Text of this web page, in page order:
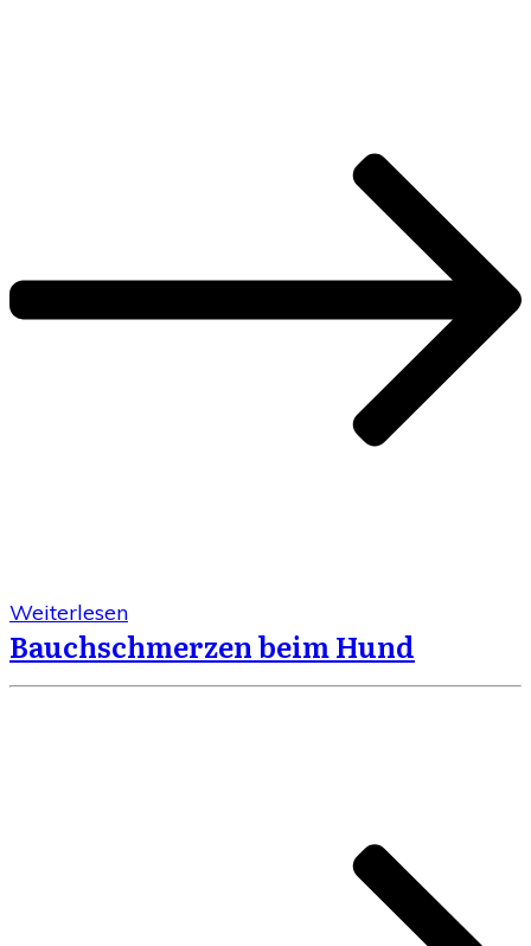
Weiterlesen
Bauchschmerzen beim Hund